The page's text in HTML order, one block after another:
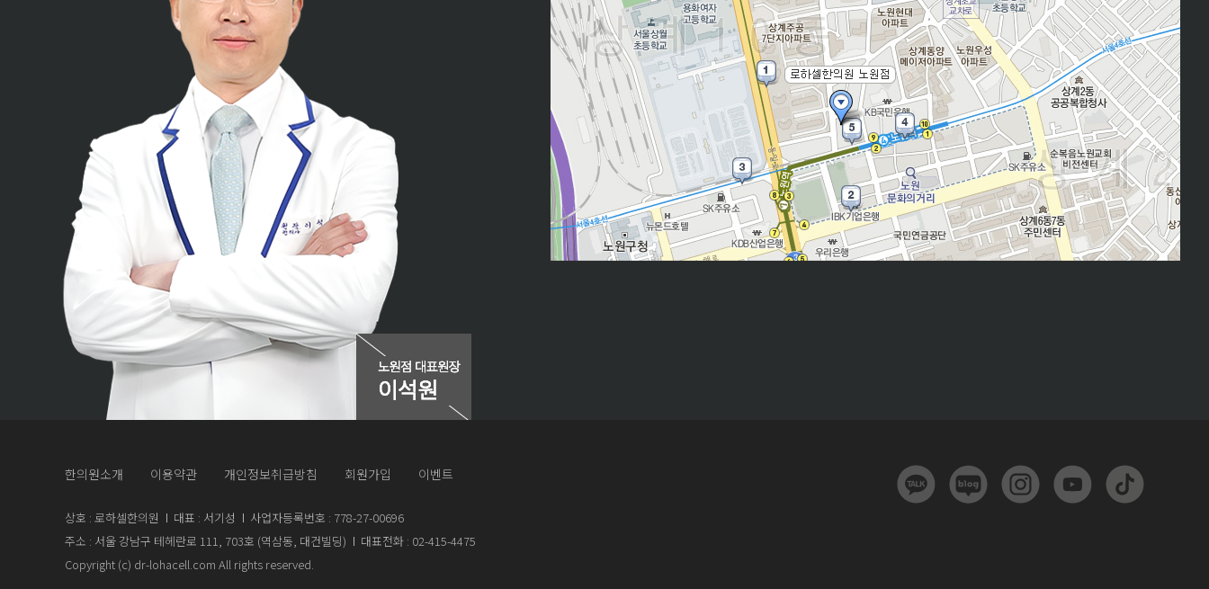
한의원소개 이용약관 개인정보취급방침 회원가입 이벤트
상호 : 로하셀한의원 대표 : 서기성
사업자등록번호 : 778-27-00696
주소 : 서울 강남구 테헤란로 111, 703호 (역삼동, 대건빌딩)
대표전화 : 02-415-4475
Copyright (c) dr-lohacell.com All rights reserved.